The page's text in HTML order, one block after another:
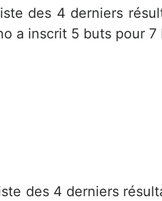
des 4 derniers
a inscrit 5 buts pour 7
des 4 derniers